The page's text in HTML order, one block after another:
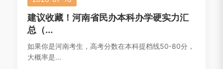
建议收藏！河南省民办本科办学硬实力汇
总（...
如果你是河南考生，高考分数在本科提档线50-80分，
大概率是...